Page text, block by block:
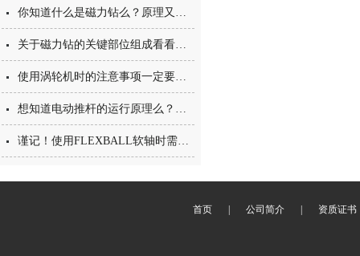
你知道什么是磁力钻么？原理又是什么呢？
关于磁力钻的关键部位组成看看本篇吧
使用涡轮机时的注意事项一定要了解
想知道电动推杆的运行原理么？本篇不容错过
谨记！使用FLEXBALL软轴时需要注意这些
首页 公司简介 资质证书